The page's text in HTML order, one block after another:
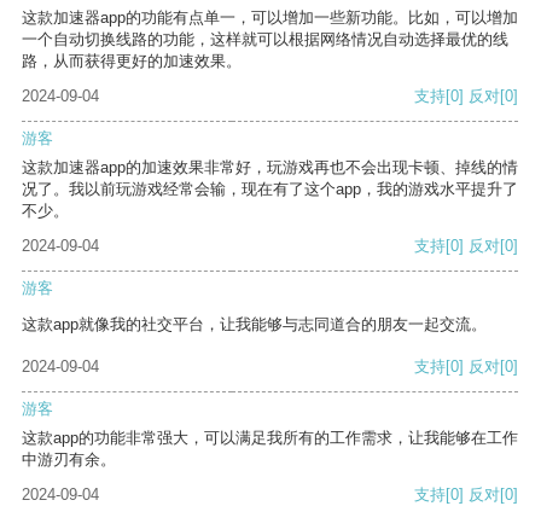
这款加速器app的功能有点单一，可以增加一些新功能。比如，可以增加
一个自动切换线路的功能，这样就可以根据网络情况自动选择最优的线
路，从而获得更好的加速效果。
2024-09-04
支持[0] 反对[0]
游客
这款加速器app的加速效果非常好，玩游戏再也不会出现卡顿、掉线的情
况了。我以前玩游戏经常会输，现在有了这个app，我的游戏水平提升了
不少。
2024-09-04
支持[0] 反对[0]
游客
这款app就像我的社交平台，让我能够与志同道合的朋友一起交流。
2024-09-04 支持[0] 反对[0]
游客
这款app的功能非常强大，可以满足我所有的工作需求，让我能够在工作
中游刃有余。
2024-09-04
支持[0] 反对[0]